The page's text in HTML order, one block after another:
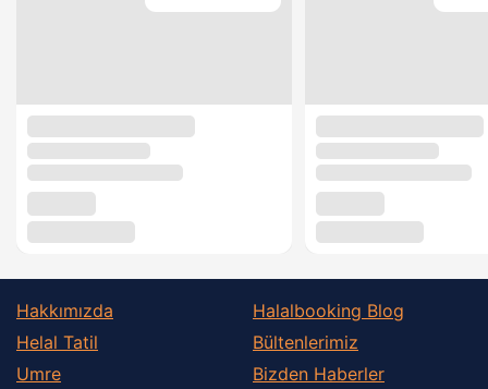
Hakkımızda
Helal Tatil
Umre
Halalbooking Blog
Bültenlerimiz
Bizden Haberler